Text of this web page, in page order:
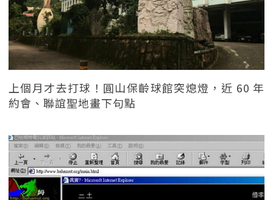
上個月才去打球！圓山保齡球館突熄燈，近 60 年
約會、聯誼聖地畫下句點